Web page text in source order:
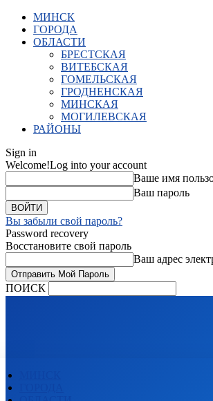
МИНСК
ГОРОДА
ОБЛАСТИ
БРЕСТСКАЯ
ВИТЕБСКАЯ
ГОМЕЛЬСКАЯ
ГРОДНЕНСКАЯ
МИНСКАЯ
МОГИЛЕВСКАЯ
РАЙОНЫ
Sign in
Welcome!Log into your account
Ваше имя
Ваш пароль
Вы забыли свой пароль?
Password recovery
Восстановите свой пароль
Ваш адрес
ПОИСК